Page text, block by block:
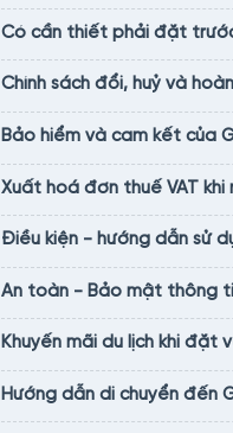
Có cần thiết phải đặt
Chính sách đổi, huỷ và
Bảo hiểm và cam kết của
Xuất hoá đơn thuế VAT khi
Điều kiện - hướng dẫn sử
An toàn - Bảo mật thông
Khuyến mãi du lịch khi đặt
Hướng dẫn di chuyển đến